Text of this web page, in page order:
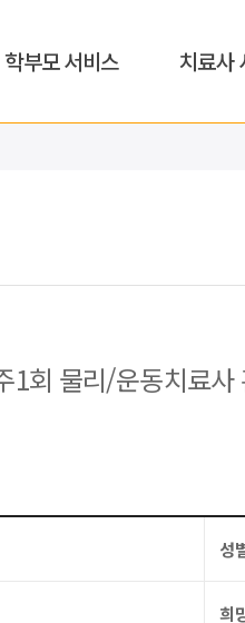
학부모 서비스 치료사
1회 물리/운동치료사
성
희